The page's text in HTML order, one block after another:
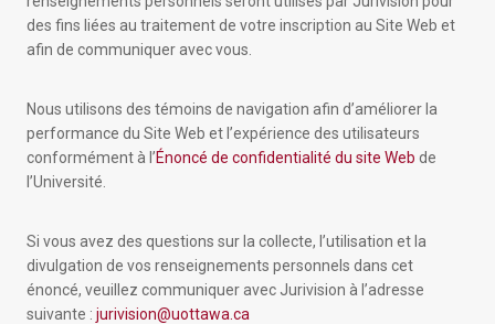
des fins liées au traitement de votre inscription au Site Web et
afin de communiquer avec vous.
Nous utilisons des témoins de navigation afin d’améliorer la
performance du Site Web et l’expérience des utilisateurs
conformément à l’Énoncé de confidentialité du site Web de
l’Université.
Si vous avez des questions sur la collecte, l’utilisation et la
divulgation de vos renseignements personnels dans cet
énoncé, veuillez communiquer avec Jurivision à l’adresse
suivante : jurivision@uottawa.ca